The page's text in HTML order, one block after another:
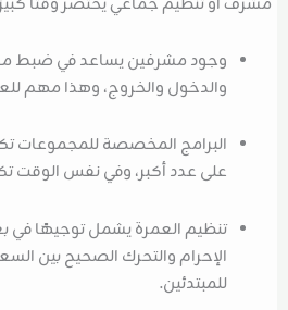
وجود مشرفين يساعد في ضبط
والدخول والخروج، وهذا مهم
البرامج المخصصة للمجموعات
على عدد أكبر، وفي نفس الوقت
تنظيم العمرة يشمل توجيهًا في
الإحرام والتحرك الصحيح بين
للمبتدئين.